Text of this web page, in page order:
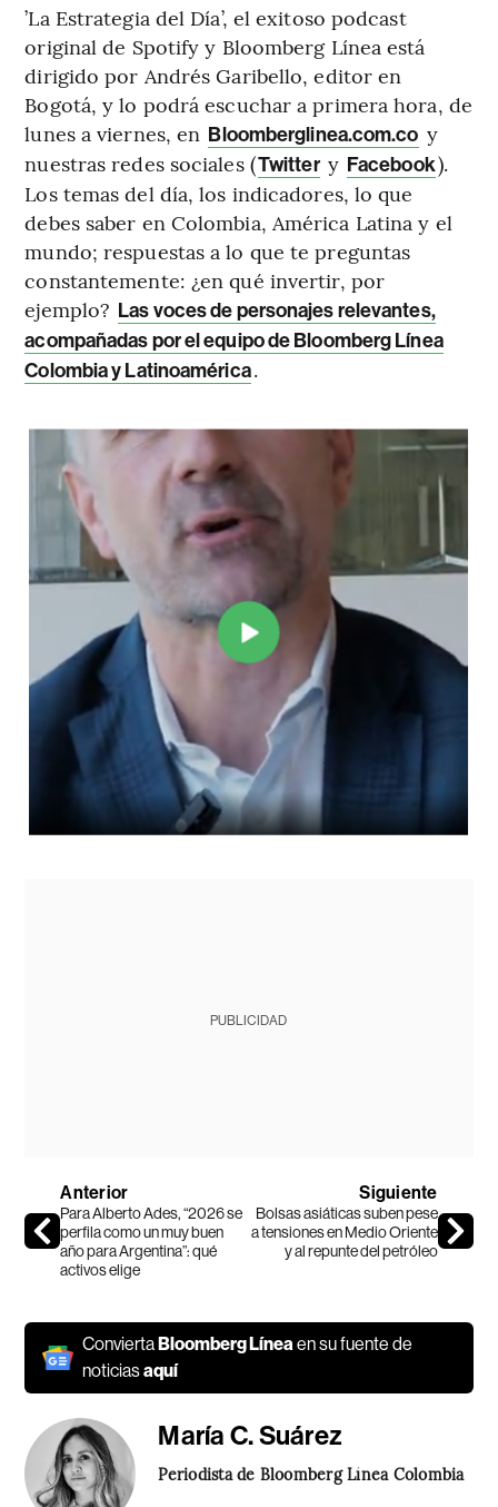
’La Estrategia del Día’, el exitoso podcast
original de Spotify y Bloomberg Línea está
dirigido por Andrés Garibello, editor en
Bogotá, y lo podrá escuchar a primera hora, de
lunes a viernes, en Bloomberglinea.com.co y
nuestras redes sociales (Twitter y Facebook).
Los temas del día, los indicadores, lo que
debes saber en Colombia, América Latina y el
mundo; respuestas a lo que te preguntas
constantemente: ¿en qué invertir, por
ejemplo? Las voces de personajes relevantes,
acompañadas por el equipo de Bloomberg Línea
Colombia y Latinoamérica.
PUBLICIDAD
Anterior
Para Alberto Ades, “2026 se
perfila como un muy buen
año para Argentina”: qué
activos elige
Siguiente
Bolsas asiáticas suben pese
a tensiones en Medio Oriente
y al repunte del petróleo
ConviertaBloomberg Líneaen su fuente de
noticiasaquí
María C. Suárez
Periodista de Bloomberg Línea Colombia